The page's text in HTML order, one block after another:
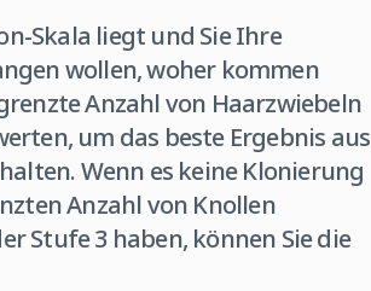
Skala liegt und Sie Ihre
wollen, woher kommen
Anzahl von Haarzwiebeln
um das beste Ergebnis aus
Wenn es keine Klonierung
Anzahl von Knollen
Stufe 3 haben, können Sie die